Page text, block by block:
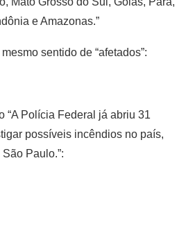
e Amazonas.”
sentido de “afetados”:
“A Polícia Federal já abriu 31
possíveis incêndios no país,
Paulo.”: